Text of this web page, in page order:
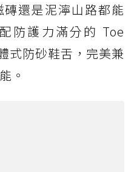
還是泥濘山路都能
防護力滿分的 Toe
式防砂鞋舌，完美兼
。